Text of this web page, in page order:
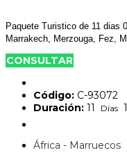
Paquete Turistico de 11 dias
Marrakech, Merzouga, Fez,
CONSULTAR
Código: C-93072
Duración: 11 Días
África - Marruecos